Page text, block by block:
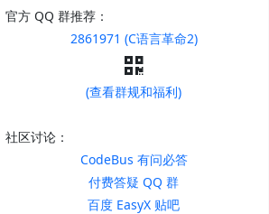
官方 QQ 群推荐：
2861971 (C语言革命2)
(查看群规和福利)
社区讨论：
CodeBus 有问必答
付费答疑 QQ 群
百度 EasyX 贴吧